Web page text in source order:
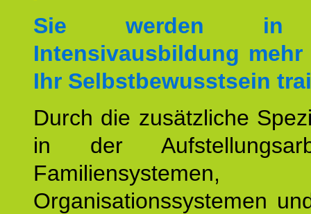
Sie werden in
Intensivausbildung
Ihr Selbstbewusstsein
Durch die zusätzliche
in der
Familiensystemen,
Organisationssystemen